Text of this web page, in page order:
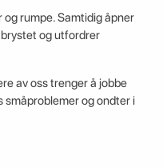
rumpe. Samtidig åpner
og utfordrer
av oss trenger å jobbe
småproblemer og ondter i